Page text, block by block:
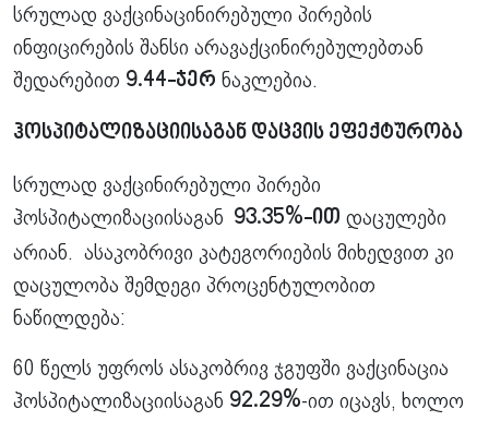
სრულად ვაქცინაცინირებული პირების
ინფიცირების შანსი არავაქცინირებულებთან
შედარებით 9.44-ჯერ ნაკლებია.
ჰოსპიტალიზაციისაგან დაცვის ეფექტურობა
სრულად ვაქცინირებული პირები
ჰოსპიტალიზაციისაგან 93.35%-ით დაცულები
არიან. ასაკობრივი კატეგორიების მიხედვით კი
დაცულობა შემდეგი პროცენტულობით
ნაწილდება:
60 წელს უფროს ასაკობრივ ჯგუფში ვაქცინაცია
ჰოსპიტალიზაციისაგან 92.29%-ით იცავს, ხოლო